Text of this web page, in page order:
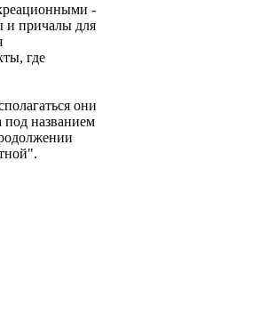
-
и причалы для
где
они
названием